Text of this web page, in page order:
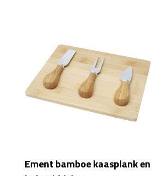
Ement bamboe kaasplank en